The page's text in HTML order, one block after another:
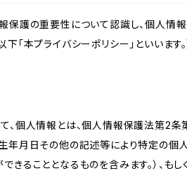
保護の重要性について認識し、個人情
「本プライバシーポリシー」といいます
、個人情報とは、個人情報保護法第2
年月日その他の記述等により特定の個
きることとなるものを含みます。）、